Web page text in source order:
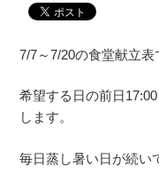
7/7～7/20の食堂献立表
希望する日の前日
します。
毎日蒸し暑い日が続い